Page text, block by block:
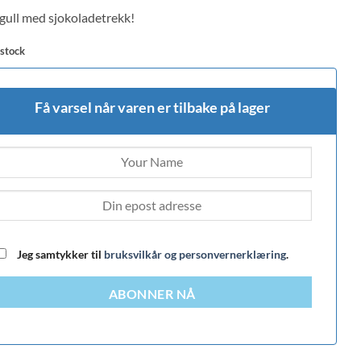
med sjokoladetrekk!
Få varsel når varen er tilbake på lager
Jeg samtykker til bruksvilkår og personvernerklæring.
ABONNER NÅ